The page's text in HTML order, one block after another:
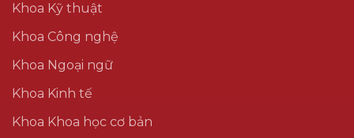
Khoa Kỹ thuật
Khoa Công nghệ
Khoa Ngoại ngữ
Khoa Kinh tế
Khoa Khoa học cơ bản